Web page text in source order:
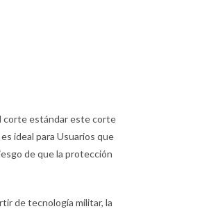
corte estándar este corte
ideal para Usuarios que
de que la protección
de tecnología militar, la